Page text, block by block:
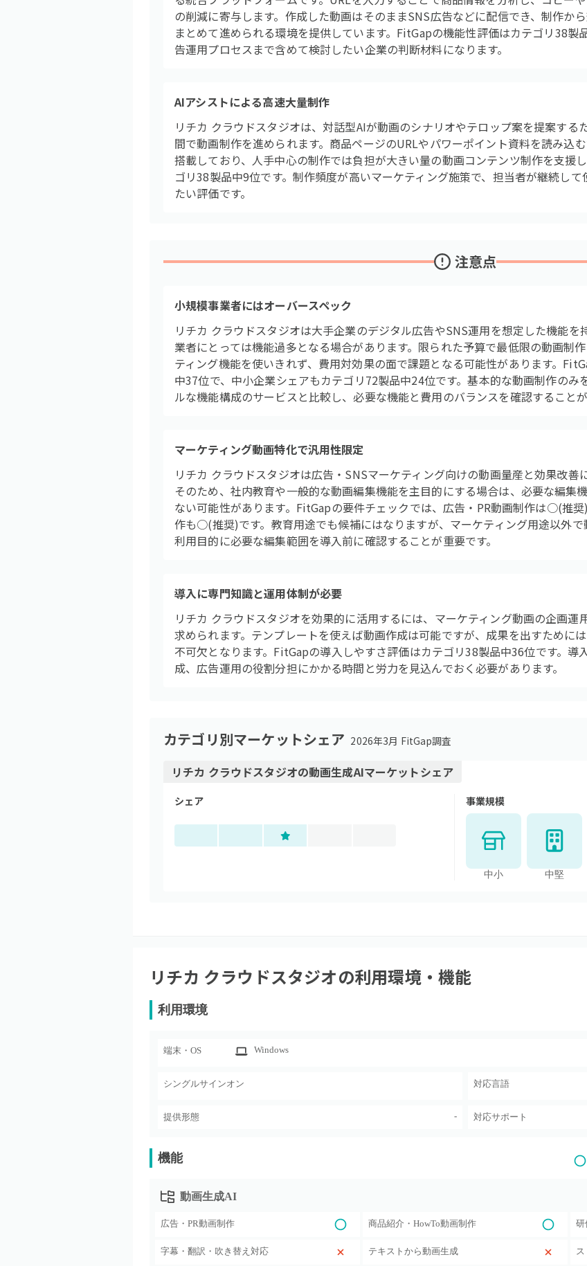
の削減に寄与します。作成した動画はそのままSNS広告などに配信でき、制作か
まとめて進められる環境を提供しています。FitGapの機能性評価はカテゴリ38製
告運用プロセスまで含めて検討したい企業の判断材料になります。
AIアシストによる高速大量制作
リチカ クラウドスタジオは、対話型AIが動画のシナリオやテロップ案を提案する
間で動画制作を進められます。商品ページのURLやパワーポイント資料を読み込
搭載しており、人手中心の制作では負担が大きい量の動画コンテンツ制作を支援
ゴリ38製品中9位です。制作頻度が高いマーケティング施策で、担当者が継続し
たい評価です。
注意点
小規模事業者にはオーバースペック
リチカ クラウドスタジオは大手企業のデジタル広告やSNS運用を想定した機能
業者にとっては機能過多となる場合があります。限られた予算で最低限の動画制
ティング機能を使いきれず、費用対効果の面で課題となる可能性があります。
中37位で、中小企業シェアもカテゴリ72製品中24位です。基本的な動画制作のみ
ルな機能構成のサービスと比較し、必要な機能と費用のバランスを確認することが
マーケティング動画特化で汎用性限定
リチカ クラウドスタジオは広告・SNSマーケティング向けの動画量産と効果改善
そのため、社内教育や一般的な動画編集機能を主目的にする場合は、必要な編集
ない可能性があります。FitGapの要件チェックでは、広告・PR動画制作は○(推
作も○(推奨)です。教育用途でも候補にはなりますが、マーケティング用途以外で
利用目的に必要な編集範囲を導入前に確認することが重要です。
導入に専門知識と運用体制が必要
リチカ クラウドスタジオを効果的に活用するには、マーケティング動画の企画運
求められます。テンプレートを使えば動画作成は可能ですが、成果を出すために
不可欠となります。FitGapの導入しやすさ評価はカテゴリ38製品中36位です。導
成、広告運用の役割分担にかかる時間と労力を見込んでおく必要があります。
カテゴリ別マーケットシェア 2026年3月 FitGap調査
リチカ クラウドスタジオの動画生成AIマーケットシェア
シェア 事業規模
中小 中堅
リチカ クラウドスタジオの利用環境・機能
利用環境
端末・OS Windows
シングルサインオン 対応言語
提供形態 - 対応サポート
機能
動画生成AI
広告・PR動画制作 商品紹介・HowTo動画制作 研
字幕・翻訳・吹き替え対応 テキストから動画生成